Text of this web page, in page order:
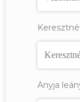
Anyja